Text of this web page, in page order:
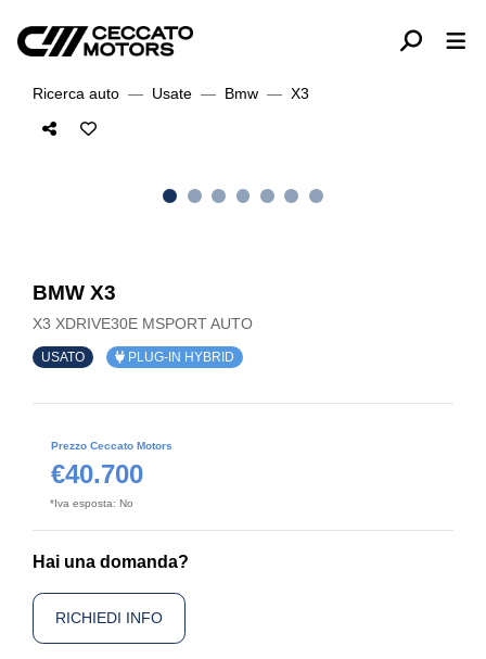
Ricerca auto Usate Bmw X3
BMW X3
X3 XDRIVE30E MSPORT AUTO
USATO PLUG-IN HYBRID
Prezzo Ceccato Motors
€40.700
*Iva esposta: No
Hai una domanda?
RICHIEDI INFO